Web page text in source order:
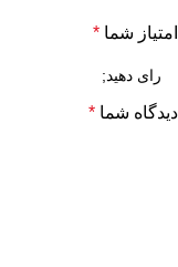
امتیاز شما *
دیدگاه شما *